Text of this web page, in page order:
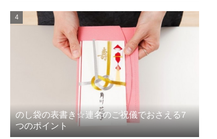
のし袋の表書き☆連名のご祝儀でおさえる7
つのポイント